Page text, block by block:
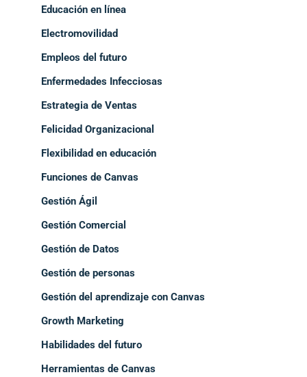
Educación en línea
Electromovilidad
Empleos del futuro
Enfermedades Infecciosas
Estrategia de Ventas
Felicidad Organizacional
Flexibilidad en educación
Funciones de Canvas
Gestión Ágil
Gestión Comercial
Gestión de Datos
Gestión de personas
Gestión del aprendizaje con Canvas
Growth Marketing
Habilidades del futuro
Herramientas de Canvas